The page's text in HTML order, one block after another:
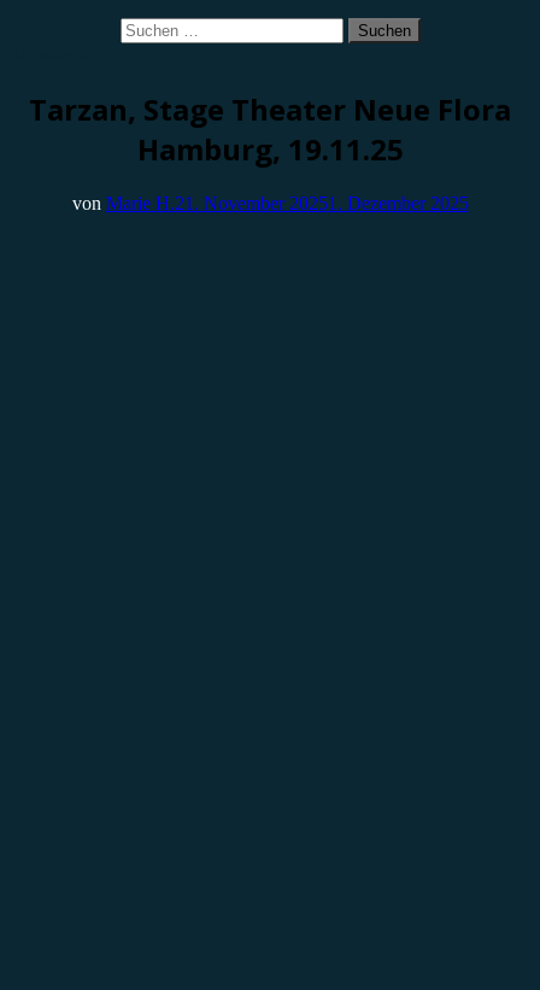
Suchen
nach:
Tarzan, Stage Theater Neue Flora
Hamburg, 19.11.25
von Marie H.21. November 20251. Dezember 2025